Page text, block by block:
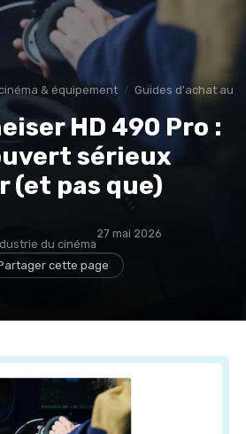
& équipement Guides d'achat
HD 490 Pro :
sérieux
(et pas que)
du cinéma
27 mai 2026
cette page